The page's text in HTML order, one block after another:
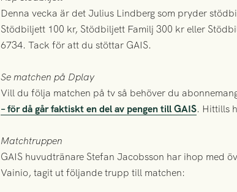
Denna vecka är det Julius Lindberg som pryder
Stödbiljett 100 kr, Stödbiljett Familj 300 kr eller
6734. Tack för att du stöttar GAIS.
Se matchen på Dplay
Vill du följa matchen på tv så behöver du
– för då går faktiskt en del av pengen till GAIS. Hittills
Matchtruppen
GAIS huvudtränare Stefan Jacobsson har ihop med
Vainio, tagit ut följande trupp till matchen: